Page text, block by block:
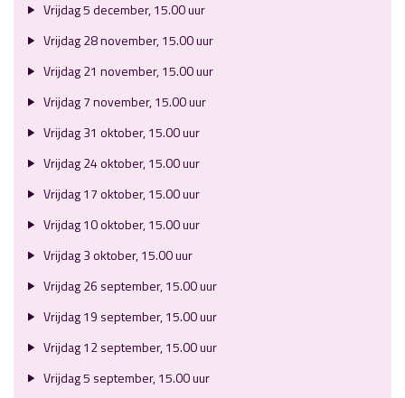
Vrijdag 5 december, 15.00 uur
Vrijdag 28 november, 15.00 uur
Vrijdag 21 november, 15.00 uur
Vrijdag 7 november, 15.00 uur
Vrijdag 31 oktober, 15.00 uur
Vrijdag 24 oktober, 15.00 uur
Vrijdag 17 oktober, 15.00 uur
Vrijdag 10 oktober, 15.00 uur
Vrijdag 3 oktober, 15.00 uur
Vrijdag 26 september, 15.00 uur
Vrijdag 19 september, 15.00 uur
Vrijdag 12 september, 15.00 uur
Vrijdag 5 september, 15.00 uur